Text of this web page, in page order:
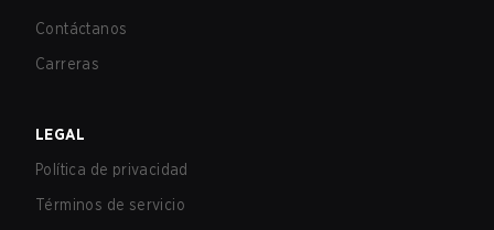
Contáctanos
Carreras
LEGAL
Política de privacidad
Términos de servicio